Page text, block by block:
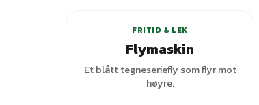
FRITID & LEK
Flymaskin
Et blått tegneseriefly som flyr mot
høyre.